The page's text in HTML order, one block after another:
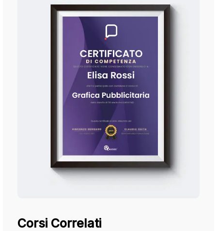
Corsi Correlati